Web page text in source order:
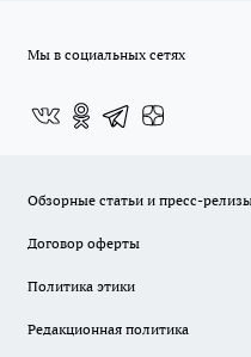
Мы в социальных сетях
Обзорные статьи и пресс-
Договор оферты
Политика этики
Редакционная политика